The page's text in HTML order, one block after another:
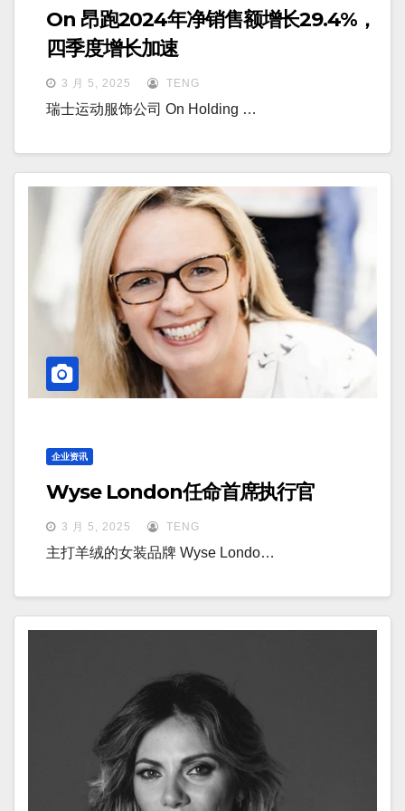
On 昂跑2024年净销售额增长29.4%，
四季度增长加速
3 月 5, 2025 TENG
瑞士运动服饰公司 On Holding …
企业资讯
Wyse London任命首席执行官
3 月 5, 2025 TENG
主打羊绒的女装品牌 Wyse Londo…